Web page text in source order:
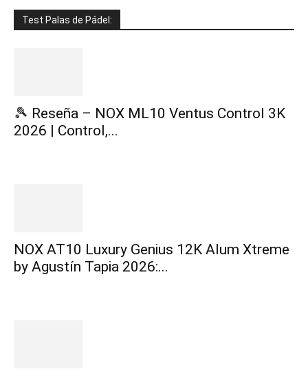
Test Palas de Pádel:
🎾 Reseña – NOX ML10 Ventus Control 3K
2026 | Control,...
NOX AT10 Luxury Genius 12K Alum Xtreme
by Agustín Tapia 2026:...